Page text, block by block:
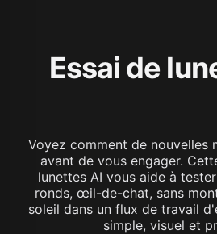
Essai de
Voyez comment de nouvelles
avant de vous engager.
lunettes AI vous aide à
ronds, œil-de-chat, sans
soleil dans un flux de travail
simple, visuel et